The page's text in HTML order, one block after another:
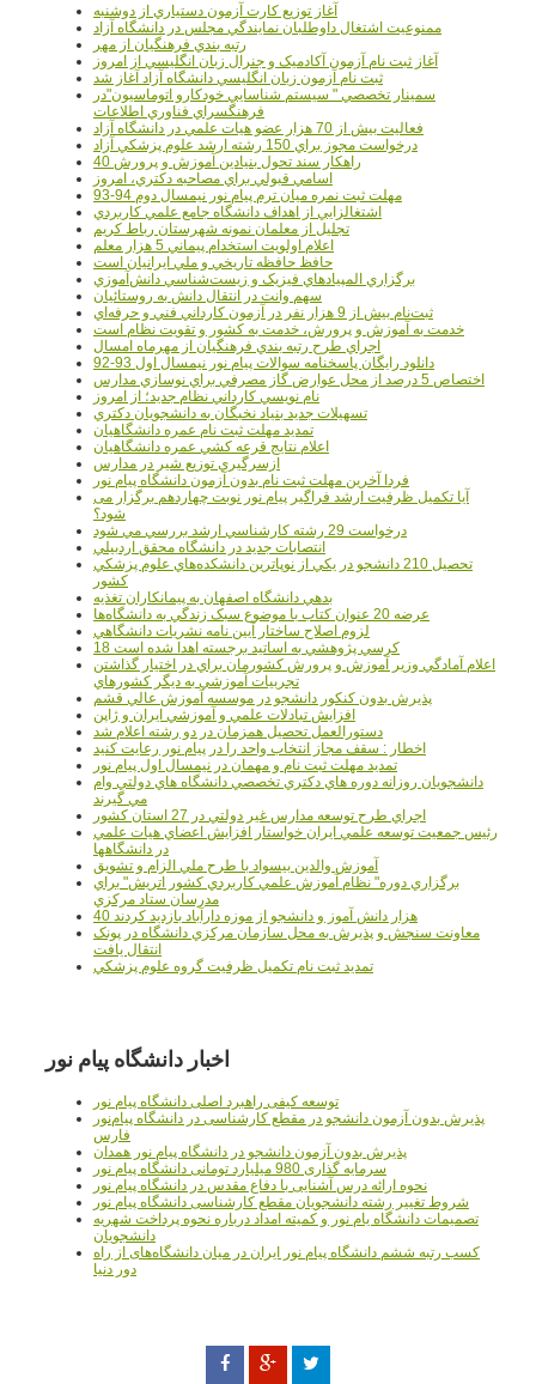
آغاز توزيع کارت آزمون دستياري از دوشنبه
ممنوعيت اشتغال داوطلبان نمايندگي مجلس در دانشگاه آزاد
رتبه بندي فرهنگيان از مهر
آغاز ثبت نام آزمون آکادميک و جنرال زبان انگليسي از امروز
ثبت نام آزمون زبان انگليسي دانشگاه آزاد آغاز شد
سمينار تخصصي " سيستم شناسايي خودکارو اتوماسيون"در
فرهنگسراي فناوري اطلاعات
فعاليت بيش از 70 هزار عضو هيات علمي در دانشگاه آزاد
درخواست مجوز براي 150 رشته ارشد علوم پزشکي آزاد
40 راهکار سند تحول بنيادين آموزش و پرورش
اسامي قبولي براي مصاحبه دکتري، امروز
مهلت ثبت نمره میان ترم پیام نور نیمسال دوم 94-93
اشتغالزايي از اهداف دانشگاه جامع علمي کاربردي
تجليل از معلمان نمونه شهرستان رباط کريم
اعلام اولويت استخدام پيماني 5 هزار معلم
حافظ حافظه تاريخي و ملي ايرانيان است
برگزاري المپيادهاي فيزيک و زيست‌شناسي دانش‌آموزي
سهم وانت در انتقال دانش به روستائيان
ثبت‌نام بيش از 9 هزار نفر در آزمون کارداني فني و حرفه‌اي
خدمت به آموزش و پرورش، خدمت به کشور و تقويت نظام است
اجراي طرح رتبه بندي فرهنگيان از مهرماه امسال
دانلود رایگان پاسخنامه سوالات پیام نور نیمسال اول 93-92
اختصاص 5 درصد از محل عوارض گاز مصرفي براي نوسازي مدارس
نام نويسي کارداني نظام جديد؛ از امروز
تسهيلات جديد بنياد نخبگان به دانشجويان دکتري
تمديد مهلت ثبت نام عمره دانشگاهيان
اعلام نتايج قرعه کشي عمره دانشگاهيان
ازسرگيري توزيع شير در مدارس
فردا آخرین مهلت ثبت نام بدون آزمون دانشگاه پیام نور
آیا تکمیل ظرفیت ارشد فراگیر پیام نور نوبت چهاردهم برگزار می
شود؟
درخواست 29 رشته کارشناسي ارشد بررسي مي شود
انتصابات جديد در دانشگاه محقق اردبيلي
تحصيل 210 دانشجو در يکي از نوپاترين دانشکده‌هاي علوم پزشکي
کشور
بدهي دانشگاه اصفهان به پيمانکاران تغذيه
عرضه 20 عنوان کتاب با موضوع سبک زندگي به دانشگاه‌ها
لزوم اصلاح ساختار آيين نامه نشريات دانشگاهي
18 کرسي پژوهشي به اساتيد برجسته اهدا شده است
اعلام آمادگي وزير آموزش و پرورش کشورمان براي در اختيار گذاشتن
تجربيات آموزشي به ديگر کشورهاي
پذيرش بدون کنکور دانشجو در موسسه آموزش عالي قشم
افزايش تبادلات علمي و آموزشي ايران و ژاپن
دستورالعمل تحصیل همزمان در دو رشته اعلام شد
اخطار : سقف مجاز انتخاب واحد را در پیام نور رعایت کنید
تمدید مهلت ثبت نام و مهمان در نیمسال اول پیام نور
دانشجويان روزانه دوره هاي دكتري تخصصي دانشگاه هاي دولتي وام
مي گيرند
اجراي طرح توسعه مدارس غير دولتي در 27 استان کشور
رئيس جمعيت توسعه علمي ايران خواستار افزايش اعضاي هيات علمي
در دانشگاهها
آموزش والدين بيسواد با طرح ملي الزام و تشويق
برگزاري دوره" نظام آموزش علمي كاربردي كشور اتريش" براي
مدرسان ستاد مرکزي
40 هزار دانش آموز و دانشجو از موزه دارآباد بازديد کردند
معاونت سنجش و پذيرش به محل سازمان مرکزي دانشگاه در پونک
انتقال يافت
تمديد ثبت نام تکميل ظرفيت گروه علوم پزشکي
اخبار دانشگاه پیام نور
توسعه کیفی راهبرد اصلی دانشگاه پیام نور
پذیرش بدون آزمون دانشجو در مقطع کارشناسی در دانشگاه پیام‌نور
فارس
پذیرش بدون آزمون دانشجو در دانشگاه پیام نور همدان
سرمایه گذاری 980 میلیارد تومانی دانشگاه پیام نور
نحوه ارائه درس آشنایی با دفاع مقدس در دانشگاه پیام نور
شروط تغییر رشته دانشجویان مقطع کارشناسی دانشگاه پیام نور
تصمیمات دانشگاه یام نور و کمیته امداد درباره نحوه پرداخت شهریه
دانشجویان
کسب رتبه ششم دانشگاه پیام نور ایران در میان دانشگاه‌های از راه
دور دنیا